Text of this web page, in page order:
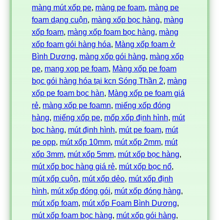
màng mút xốp pe, màng pe foam, màng pe
foam dạng cuộn, màng xốp bọc hàng, màng
xốp foam, màng xốp foam bọc hàng, màng
xốp foam gói hàng hóa, Màng xốp foam ở
Bình Dương, màng xốp gói hàng, màng xốp
pe, mang xop pe foam, Màng xốp pe foam
bọc gói hàng hóa tại kcn Sóng Thần 2, màng
xốp pe foam bọc hàn, Màng xốp pe foam giá
rẻ, màng xốp pe foamn, miếng xốp đóng
hàng, miếng xốp pe, mốp xốp định hình, mút
bọc hàng, mút định hình, mút pe foam, mút
pe opp, mút xốp 10mm, mút xốp 2mm, mút
xốp 3mm, mút xốp 5mm, mút xốp bọc hàng
mút xốp bọc hàng giá rẻ, mút xốp bọc nổ
mút xốp cuộn, mút xốp dẻo, mút xốp định
hình, mút xốp đóng gói, mút xốp đóng hàng
mút xốp foam, mút xốp Foam Bình Dương
mút xốp foam bọc hàng, mút xốp gói hàng